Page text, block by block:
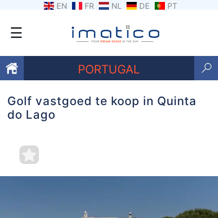
EN FR NL DE PT
☰
PORTUGAL
Favorieten
Contacten
Golf vastgoed te koop in Quinta
do Lago